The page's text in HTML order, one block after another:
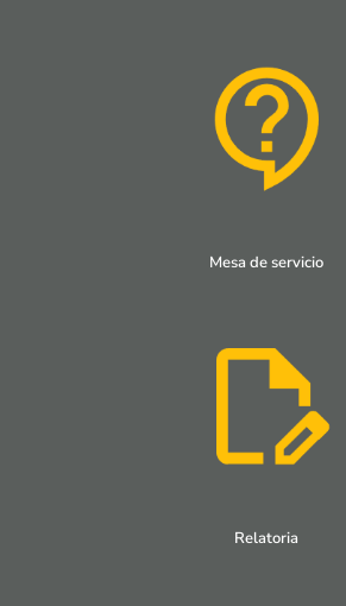
Mesa de servicio
Relatoria